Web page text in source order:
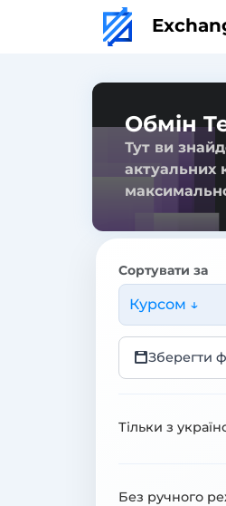
Обмін
Тут ви
актуальних
Сортувати за
Курсом ↓
Зберегти
Тільки з
Без ручного